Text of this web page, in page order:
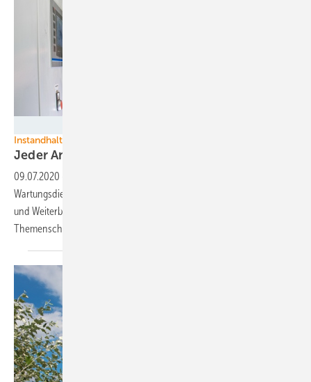
Instandhaltung Windkraft
Jeder Anlage sei gut
09.07.2020
Wartungsdienst. Sie helfen beim Sparen, bei optimierter Erzeugung
und Weiterbetrieb - gerade jetzt. Lesen Sie hier unseren
Themenschwerpunkt aus unserem Magazin